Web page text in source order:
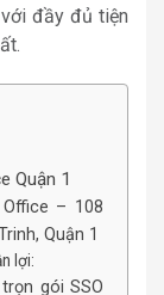
đầy đủ tiện
Quận 1
– 108
Quận 1
lợi:
gói SSO